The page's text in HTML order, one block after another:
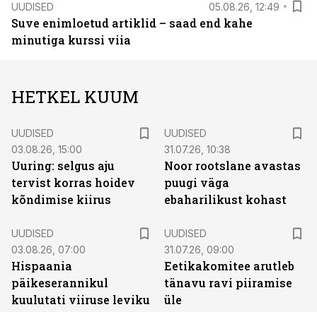
UUDISED 05.08.26, 12:49
Suve enimloetud artiklid – saad end kahe
minutiga kurssi viia
HETKEL KUUM
UUDISED
03.08.26, 15:00
Uuring: selgus aju
tervist korras hoidev
kõndimise kiirus
UUDISED
31.07.26, 10:38
Noor rootslane avastas
puugi väga
ebaharilikust kohast
UUDISED
03.08.26, 07:00
Hispaania
päikeserannikul
kuulutati viiruse leviku
UUDISED
31.07.26, 09:00
Eetikakomitee arutleb
tänavu ravi piiramise
üle